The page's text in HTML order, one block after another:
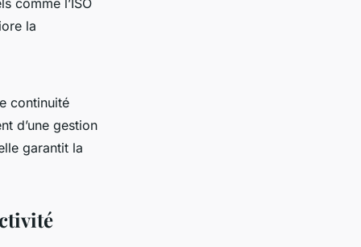
comme l’ISO
la
continuité
d’une gestion
garantit la